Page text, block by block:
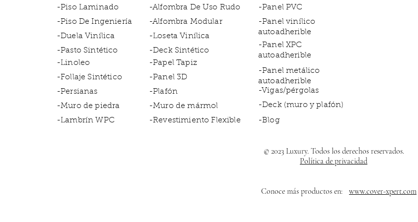
-Piso Laminado
-Alfombra De Uso Rudo
-Piso De Ingeniería
-Alfombra Modular
-Duela Vinílica
-Loseta Vinílica
-Pasto Sintético
-Deck Sintético
-Linoleo
-Papel Tapiz
-Follaje Sintético
-Panel 3D
-Persianas
-Plafón
-Muro de piedra
-Muro de mármol
-Lambrín WPC
-Revestimiento Flexible
-Panel PVC
-Panel vinílico
autoadherible
-Panel XPC
autoadherible
-Panel metálico
autoadherible
-Blog
-Vigas/pérgolas
-Deck (muro y plafón)
© 2023 Luxury. Todos los derechos reservados.
Política de privacidad
Conoce más productos en: www.cover-xpert.com